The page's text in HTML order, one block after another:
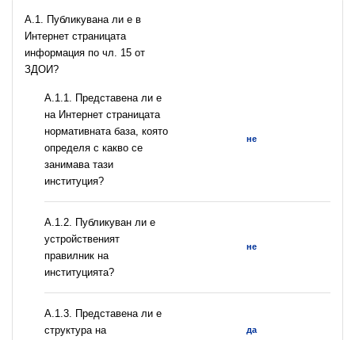
A.1. Публикувана ли е в
Интернет страницата
информация по чл. 15 от
ЗДОИ?
A.1.1. Представена ли е
на Интернет страницата
нормативната база, която
определя с какво се
занимава тази
институция?
не
A.1.2. Публикуван ли е
устройственият
правилник на
институцията?
не
A.1.3. Представена ли е
структура на
да